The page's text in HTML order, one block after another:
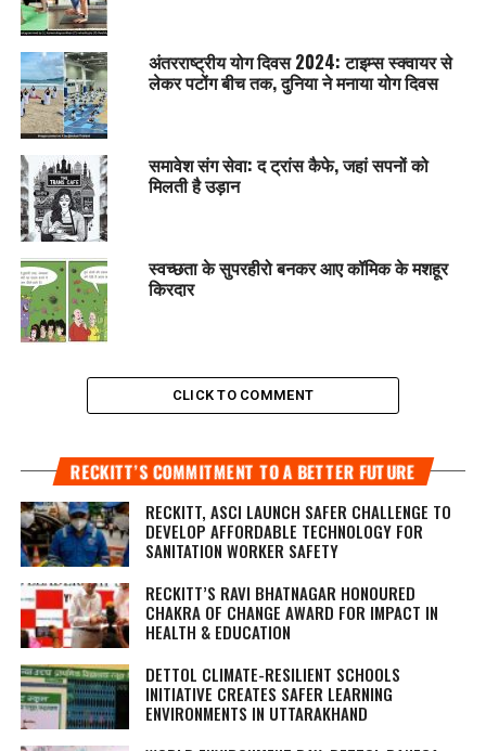
अंतरराष्ट्रीय योग दिवस 2024: टाइम्स स्क्वायर से
लेकर पटोंग बीच तक, दुनिया ने मनाया योग दिवस
समावेश संग सेवा: द ट्रांस कैफे, जहां सपनों को
मिलती है उड़ान
स्वच्छता के सुपरहीरो बनकर आए कॉमिक के मशहूर
किरदार
CLICK TO COMMENT
RECKITT’S COMMITMENT TO A BETTER FUTURE
RECKITT, ASCI LAUNCH SAFER CHALLENGE TO
DEVELOP AFFORDABLE TECHNOLOGY FOR
SANITATION WORKER SAFETY
RECKITT’S RAVI BHATNAGAR HONOURED
CHAKRA OF CHANGE AWARD FOR IMPACT IN
HEALTH & EDUCATION
DETTOL CLIMATE-RESILIENT SCHOOLS
INITIATIVE CREATES SAFER LEARNING
ENVIRONMENTS IN UTTARAKHAND